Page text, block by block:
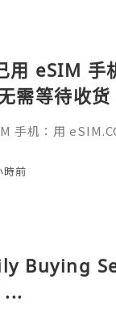
用 eSIM 手
需等待收货
打车、外
手机：用
确提供通话短信
eSIM：用
時前
Buying